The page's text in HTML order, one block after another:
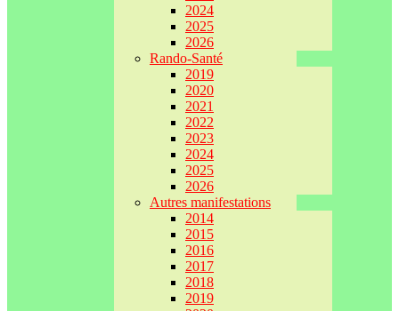
2024
2025
2026
Rando-Santé
2019
2020
2021
2022
2023
2024
2025
2026
Autres manifestations
2014
2015
2016
2017
2018
2019